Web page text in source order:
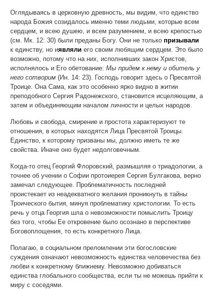
Оглядываясь в церковную древность, мы видим, что единство
народа Божия созидалось именно теми людьми, которые всем
сердцем, и всею душею, и всем разумением, и всею крепостью
(см. Мк. 12: 30) были преданы Богу. Они не только призывали
к единству, но иявляли его своим любящим сердцем. Это было
возможно, потому что на них, исполнивших закон Христов,
исполнялось и Его обетование: Мы придем к нему и обитель у
него сотворим (Ин. 14: 23). Господь говорит здесь о Пресвятой
Троице. Она Сама, как это особенно ярко видно в житии
преподобного Сергия Радонежского, становится исцеляющим, а
затем и объединяющим началом личности и целых народов.
Любовь и свобода, смирение и простота характеризуют те
отношения, в которых находятся Лица Пресвятой Троицы.
Единство, к которому призваны мы, должно иметь те же
свойства. Иначе оно будет недолговечным.
Когда-то отец Георгий Флоровский, размышляя о триадологии, а
точнее об учении о Софии протоиерея Сергия Булгакова, верно
замечал следующее. Проблематичность последней
проистекает из неадекватного желания проникнуть в тайны
Троического бытия, минуя проблематику христологии. То есть
речь у отца Георгия шла о невозможности помыслить Троицу
без того, чтобы Ее откровение было осознано в перспективе
Боговоплощения, то есть конкретного Лица.
Полагаю, в социальном преломлении эти богословские
суждения означают невозможность единства человечества без
любви к конкретному ближнему. Невозможно добиваться
единства глобального сообщества, если ты не можешь прийти к
миру с соседями.